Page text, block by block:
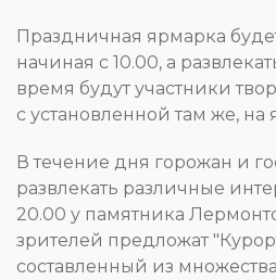
Праздничная ярмарка
начиная с 10.00, а
время будут участники
с установленной там же,
В течение дня горожан и
развлекать различные
20.00 у памятника
зрителей предложат
составленный из